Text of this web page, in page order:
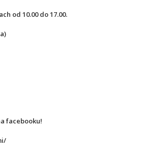
od 10.00 do 17.00.
facebooku!